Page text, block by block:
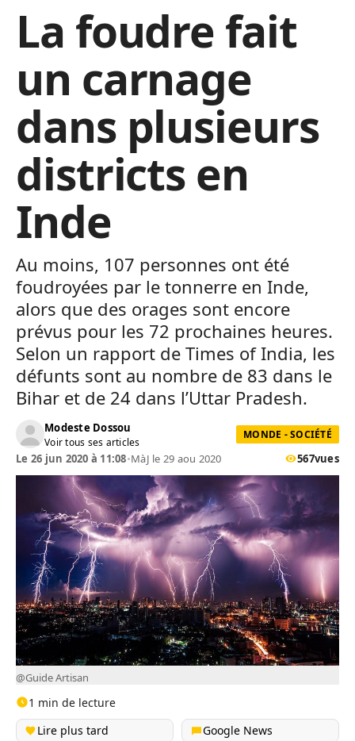
La foudre fait
un carnage
dans plusieurs
districts en
Inde
Au moins, 107 personnes ont été
foudroyées par le tonnerre en Inde,
alors que des orages sont encore
prévus pour les 72 prochaines heures.
Selon un rapport de Times of India, les
défunts sont au nombre de 83 dans le
Bihar et de 24 dans l’Uttar Pradesh.
Modeste Dossou
Voir tous ses articles
MONDE - SOCIÉTÉ
Le 26 jun 2020 à 11:08•MàJ le 29 aou 2020 567vues
@Guide Artisan
1 min de lecture
Lire plus tard
Google News